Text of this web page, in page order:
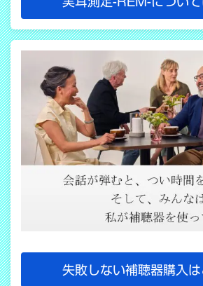
失敗しない補聴器購入は